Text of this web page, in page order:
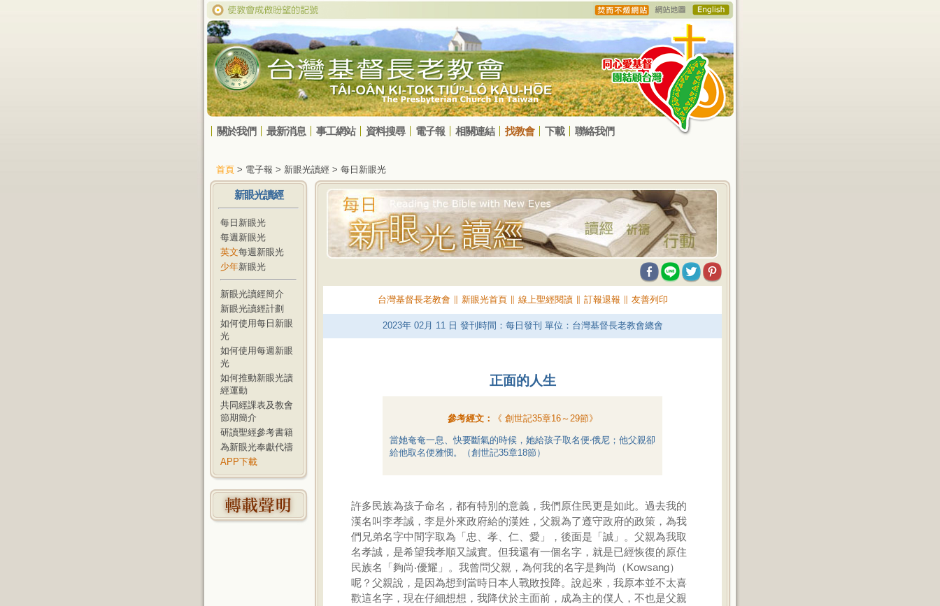
關於我們 最新消息 事工網站 資料搜尋 電子報 相關連結 找教會 下載 聯絡我們
首頁 > 電子報 > 新眼光讀經 > 每日新眼光
新眼光讀經
每日新眼光
每週新眼光
英文每週新眼光
少年新眼光
新眼光讀經簡介
新眼光讀經計劃
如何使用每日新眼
光
如何使用每週新眼
光
如何推動新眼光讀
經運動
共同經課表及教會
節期簡介
研讀聖經參考書籍
為新眼光奉獻代禱
APP下載
台灣基督長老教會∥ 新眼光首頁∥ 線上聖經閱讀∥ 訂報退報 友善列印
2023年 02月 11日 發刊時間：每日發刊 單位：台灣基督長老教會總會
正面的人生
參考經文： 《 創世記35章16～29節》
當她奄奄一息、快要斷氣的時候，她給孩子取名便‧俄尼；他父親卻
給他取名便雅憫。（創世記35章18節）
許多民族為孩子命名，都有特別的意義，我們原住民更是如此。過去我的
漢名叫李孝誠，李是外來政府給的漢姓，父親為了遵守政府的政策，為我
們兄弟名字中間字取為「忠、孝、仁、愛」，後面是「誠」。父親為我取
名孝誠，是希望我孝順又誠實。但我還有一個名字，就是已經恢復的原住
民族名「夠尚‧優耀」。我曾問父親，為何我的名字是夠尚（Kowsang）
呢？父親說，是因為想到當時日本人戰敗投降。說起來，我原本並不太喜
歡這名字，現在仔細想想，我降伏於主面前，成為主的僕人，不也是父親